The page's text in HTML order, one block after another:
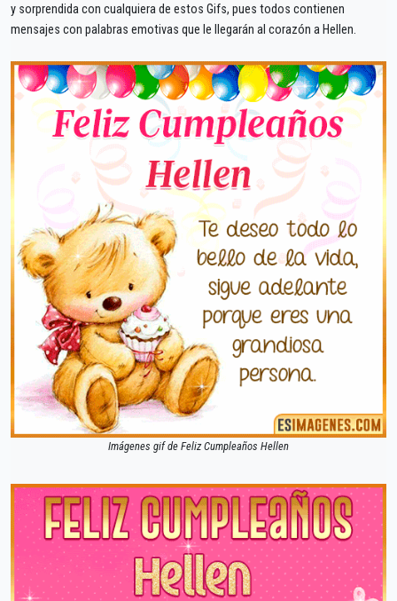
y sorprendida con cualquiera de estos Gifs, pues todos contienen
mensajes con palabras emotivas que le llegarán al corazón a Hellen.
Imágenes gif de Feliz Cumpleaños Hellen